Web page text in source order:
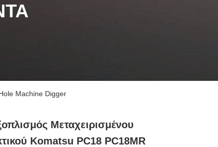
Machine Digger
Μεταχειρισμένου
Komatsu PC18 PC18MR